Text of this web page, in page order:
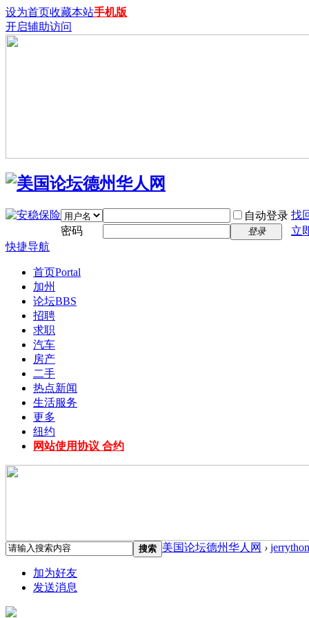
设为首页收藏本站手机版
开启辅助访问
自动登录 找
密码
登录
立
快捷导航
首页Portal
加州
论坛BBS
招聘
求职
汽车
房产
二手
热点新闻
生活服务
更多
纽约
网站使用协议 合约
搜索 美国论坛德州华人网 ›
加为好友
发送消息